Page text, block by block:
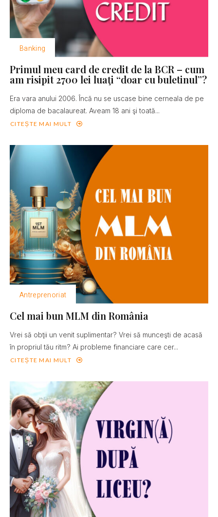
Banking
Primul meu card de credit de la BCR – cum
am risipit 2700 lei luaţi “doar cu buletinul”?
Era vara anului 2006. Încă nu se uscase bine cerneala de pe
diploma de bacalaureat. Aveam 18 ani şi toată...
CITEȘTE MAI MULT
Antreprenoriat
Cel mai bun MLM din România
Vrei să obţii un venit suplimentar? Vrei să munceşti de acasă
în propriul tău ritm? Ai probleme financiare care cer...
CITEȘTE MAI MULT